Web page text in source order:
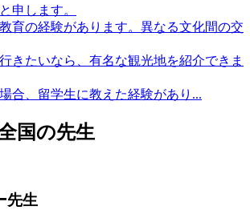
申します。
育の経験があります。異なる文化間の交
きたいなら、有名な観光地を紹介できま
合、留学生に教えた経験があり...
国の先生
先生